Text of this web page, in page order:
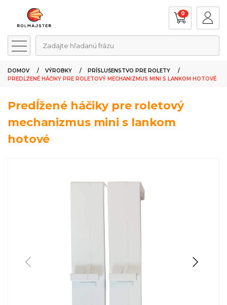
Zadajte hľadanú frázu
0
DOMOV VÝROBKY
PRÍSLUŠENSTVO PRE ROLETY
PREDĹŽENÉ HÁČIKY PRE ROLETOVÝ MECHANIZMUS MINI S LANKOM HOTOVÉ
Predĺžené háčiky pre roletový
mechanizmus mini s lankom
hotové